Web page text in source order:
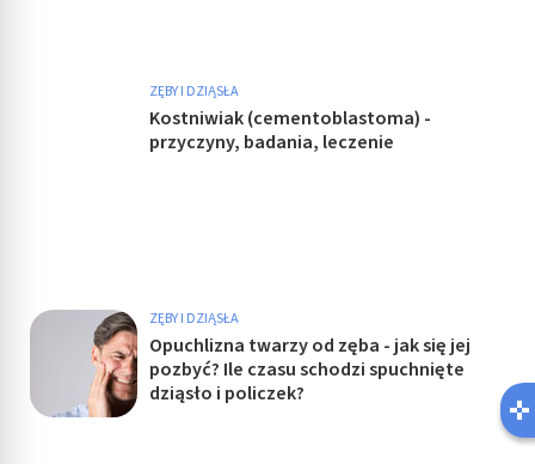
ZĘBY I DZIĄSŁA
Kostniwiak (cementoblastoma) -
przyczyny, badania, leczenie
ZĘBY I DZIĄSŁA
Opuchlizna twarzy od zęba - jak się jej
pozbyć? Ile czasu schodzi spuchnięte
dziąsło i policzek?